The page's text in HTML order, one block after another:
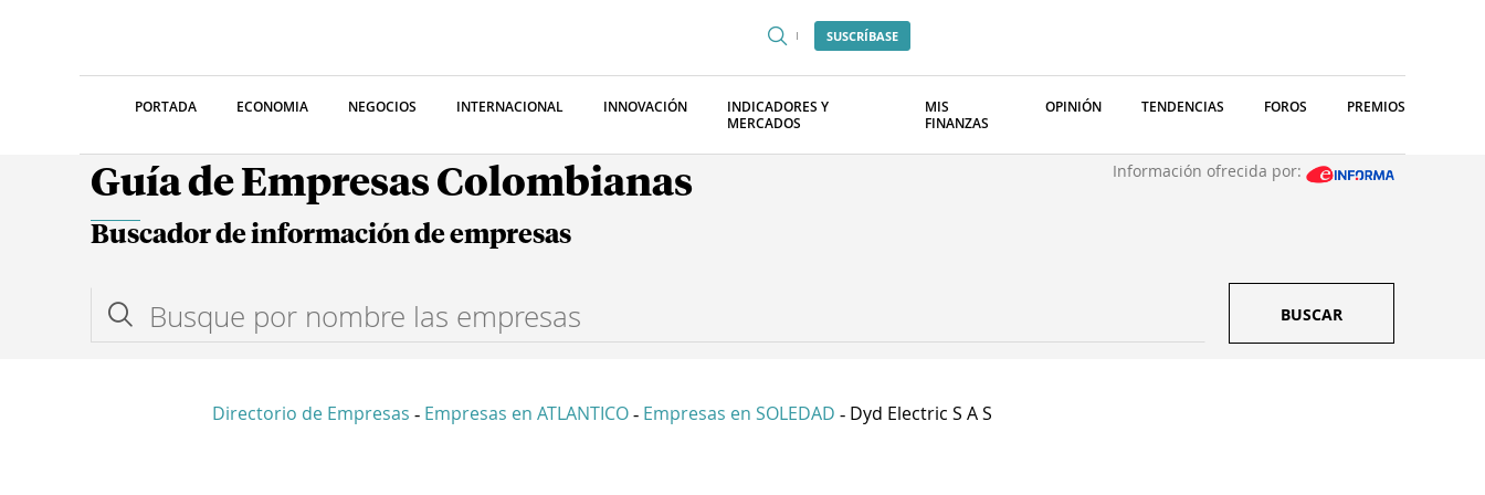
SUSCRÍBASE
PORTADA ECONOMIA NEGOCIOS INTERNACIONAL INNOVACIÓN
INDICADORES Y
MERCADOS
MIS
FINANZAS
OPINIÓN TENDENCIAS FOROS PREMIOS
Guía de Empresas Colombianas Información ofrecida por:
Buscador de información de empresas
BUSCAR
Directorio de Empresas - Empresas en ATLANTICO - Empresas en SOLEDAD - Dyd Electric S A S